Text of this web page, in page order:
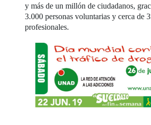
y más de un millón de ciudadanos,
3.000 personas voluntarias y cerca de
profesionales.